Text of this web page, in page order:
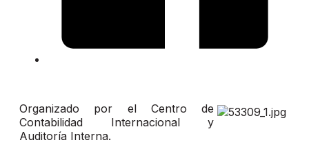
Organizado por el Centro de
Contabilidad Internacional y
Auditoría Interna.